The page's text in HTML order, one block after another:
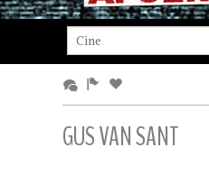
GUS VAN SANT